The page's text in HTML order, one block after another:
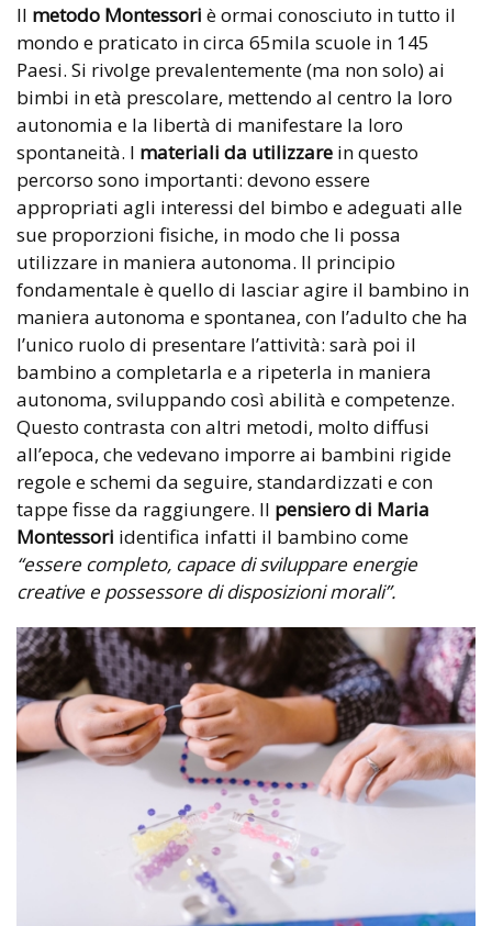
Il metodo Montessori è ormai conosciuto in tutto il
mondo e praticato in circa 65mila scuole in 145
Paesi. Si rivolge prevalentemente (ma non solo) ai
bimbi in età prescolare, mettendo al centro la loro
autonomia e la libertà di manifestare la loro
spontaneità. I materiali da utilizzare in questo
percorso sono importanti: devono essere
appropriati agli interessi del bimbo e adeguati alle
sue proporzioni fisiche, in modo che li possa
utilizzare in maniera autonoma. Il principio
fondamentale è quello di lasciar agire il bambino in
maniera autonoma e spontanea, con l’adulto che ha
l’unico ruolo di presentare l’attività: sarà poi il
bambino a completarla e a ripeterla in maniera
autonoma, sviluppando così abilità e competenze.
Questo contrasta con altri metodi, molto diffusi
all’epoca, che vedevano imporre ai bambini rigide
regole e schemi da seguire, standardizzati e con
tappe fisse da raggiungere. Il pensiero di Maria
Montessori identifica infatti il bambino come
“essere completo, capace di sviluppare energie
creative e possessore di disposizioni morali”.